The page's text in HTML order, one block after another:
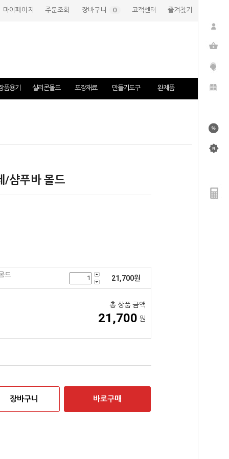
마이페이지 주문조회 장바구니 0 고객센터 즐겨찾기
품용기 실리콘몰드 포장재료 만들기도구 완제품
/샴푸바 몰드
드 21,700원
총 상품 금액
21,700 원
장바구니 바로구매